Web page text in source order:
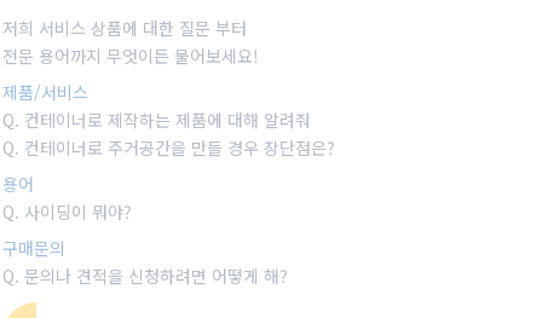
저희 서비스 상품에 대한 질문 부터
전문 용어까지 무엇이든 물어보세요!
제품/서비스
Q. 컨테이너로 제작하는 제품에 대해 알려줘
Q. 컨테이너로 주거공간을 만들 경우 장단점은?
용어
Q. 사이딩이 뭐야?
구매문의
Q. 문의나 견적을 신청하려면 어떻게 해?